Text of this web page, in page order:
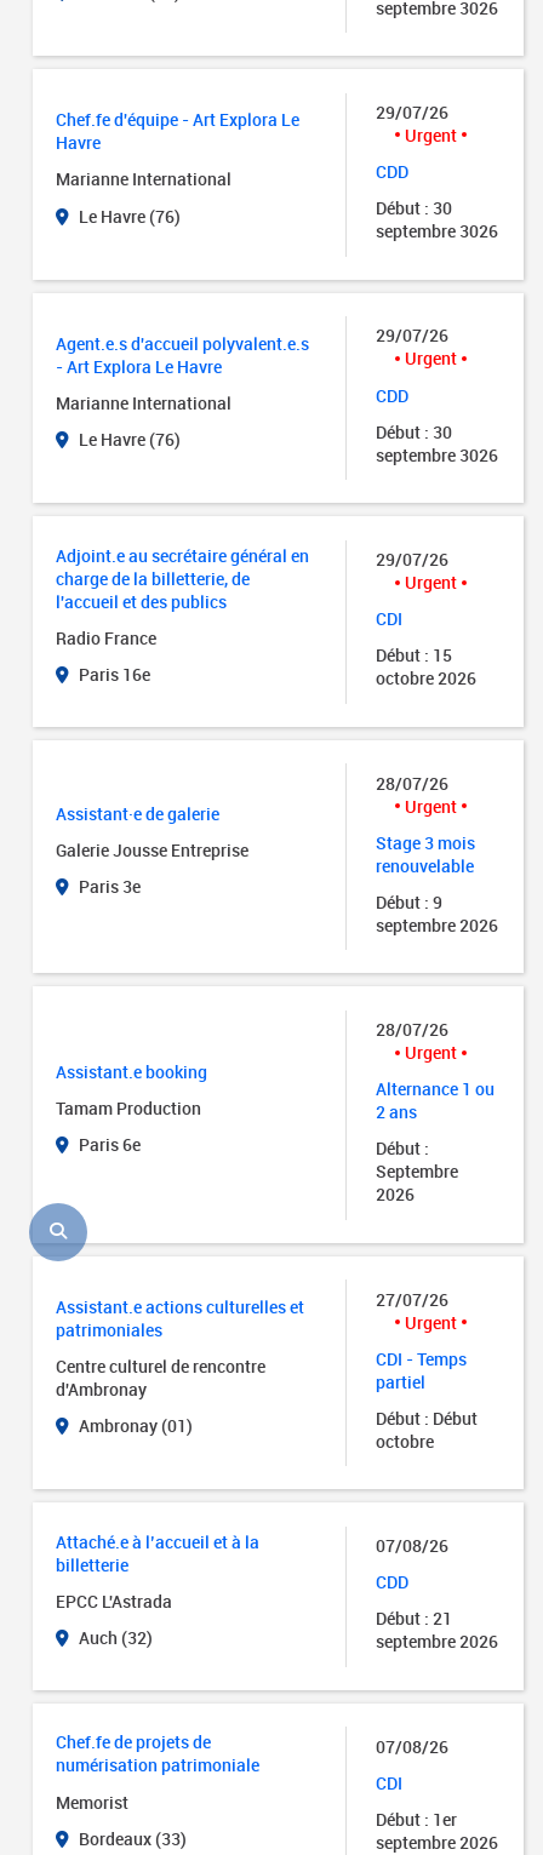
septembre 3026
Chef.fe d'équipe - Art Explora Le
Havre
Marianne International
Le Havre (76)
29/07/26
Urgent
CDD
Début : 30
septembre 3026
Agent.e.s d'accueil polyvalent.e.s
- Art Explora Le Havre
Marianne International
Le Havre (76)
29/07/26
Urgent
CDD
Début : 30
septembre 3026
Adjoint.e au secrétaire général en
charge de la billetterie, de
l'accueil et des publics
Radio France
Paris 16e
29/07/26
Urgent
CDI
Début : 15
octobre 2026
Assistant·e de galerie
Galerie Jousse Entreprise
Paris 3e
28/07/26
Urgent
Stage 3 mois
renouvelable
Début : 9
septembre 2026
Assistant.e booking
Tamam Production
Paris 6e
28/07/26
Urgent
Alternance 1 ou
2 ans
Début :
Septembre
2026
Assistant.e actions culturelles et
patrimoniales
Centre culturel de rencontre
d'Ambronay
Ambronay (01)
27/07/26
Urgent
CDI - Temps
partiel
Début : Début
octobre
Attaché.e à l’accueil et à la
billetterie
EPCC L'Astrada
Auch (32)
07/08/26
CDD
Début : 21
septembre 2026
Chef.fe de projets de
numérisation patrimoniale
Memorist
Bordeaux (33)
07/08/26
CDI
Début : 1er
septembre 2026